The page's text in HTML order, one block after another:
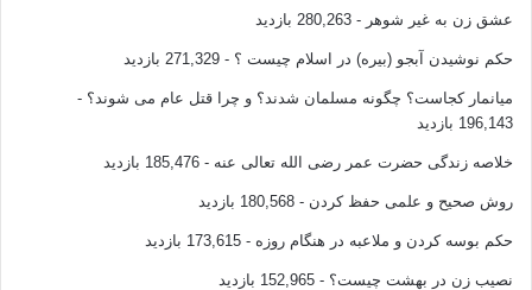
عشق زن به غیر شوهر - 280,263 بازدید
حکم نوشیدن آبجو (بیره) در اسلام چیست ؟ - 271,329 بازدید
میانمار کجاست؟ چگونه مسلمان شدند؟ و چرا قتل عام می شوند؟ -
196,143 بازدید
خلاصه زندگی حضرت عمر رضی الله تعالی عنه - 185,476 بازدید
روش صحیح و علمی حفظ کردن - 180,568 بازدید
حکم بوسه کردن و ملاعبه در هنگام روزه - 173,615 بازدید
نصیب زن در بهشت چیست؟ - 152,965 بازدید